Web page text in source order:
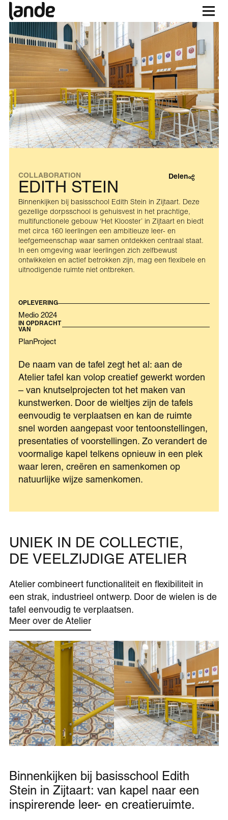
Delen
COLLABORATION
EDITH STEIN
Binnenkijken bij basisschool Edith Stein in Zijtaart. Deze
gezellige dorpsschool is gehuisvest in het prachtige,
multifunctionele gebouw ‘Het Klooster’ in Zijtaart en biedt
met circa 160 leerlingen een ambitieuze leer- en
leefgemeenschap waar samen ontdekken centraal staat.
In een omgeving waar leerlingen zich zelfbewust
ontwikkelen en actief betrokken zijn, mag een flexibele en
uitnodigende ruimte niet ontbreken.
OPLEVERING
Medio 2024
IN OPDRACHT
VAN
PlanProject
De naam van de tafel zegt het al: aan de
Atelier tafel kan volop creatief gewerkt worden
– van knutselprojecten tot het maken van
kunstwerken. Door de wieltjes zijn de tafels
eenvoudig te verplaatsen en kan de ruimte
snel worden aangepast voor tentoonstellingen,
presentaties of voorstellingen. Zo verandert de
voormalige kapel telkens opnieuw in een plek
waar leren, creëren en samenkomen op
natuurlijke wijze samenkomen.
UNIEK IN DE COLLECTIE,
DE VEELZIJDIGE ATELIER
Atelier combineert functionaliteit en flexibiliteit in
een strak, industrieel ontwerp. Door de wielen is de
tafel eenvoudig te verplaatsen.
Meer over de Atelier
Binnenkijken bij basisschool Edith
Stein in Zijtaart: van kapel naar een
inspirerende leer- en creatieruimte.